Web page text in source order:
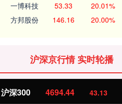
一博科技 53.33 20.01%
方邦股份 146.16 20.00%
沪深京行情 实时轮播
北证50 1134.24 11.37